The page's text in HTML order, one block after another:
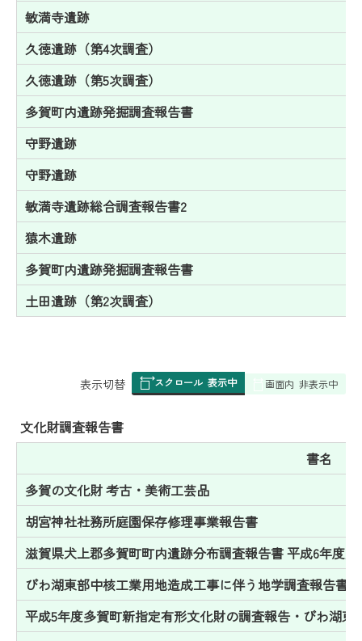
敏満寺遺跡
久徳遺跡（第4次調査）
久徳遺跡（第5次調査）
多賀町内遺跡発掘調査報告書
守野遺跡
守野遺跡
敏満寺遺跡総合調査報告書2
猿木遺跡
多賀町内遺跡発掘調査報告書
土田遺跡（第2次調査）
表
み
の
表示切替 スクロール 表示中 画面内 非表示中
文化財調査報告書
書名
多賀の文化財 考古・美術工芸品
胡宮神社社務所庭園保存修理事業報告書
滋賀県犬上郡多賀町町内遺跡分布調査報告書 平成6年度版
びわ湖東部中核工業用地造成工事に伴う地学調査報告書
平成5年度多賀町新指定有形文化財の調査報告・びわ湖